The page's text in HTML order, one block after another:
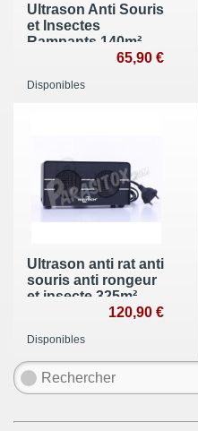
Ultrason Anti Souris
et Insectes
Rampants 140m²
65,90 €
Disponibles
Ultrason anti rat anti
souris anti rongeur
et insecte 325m²
120,90 €
Disponibles